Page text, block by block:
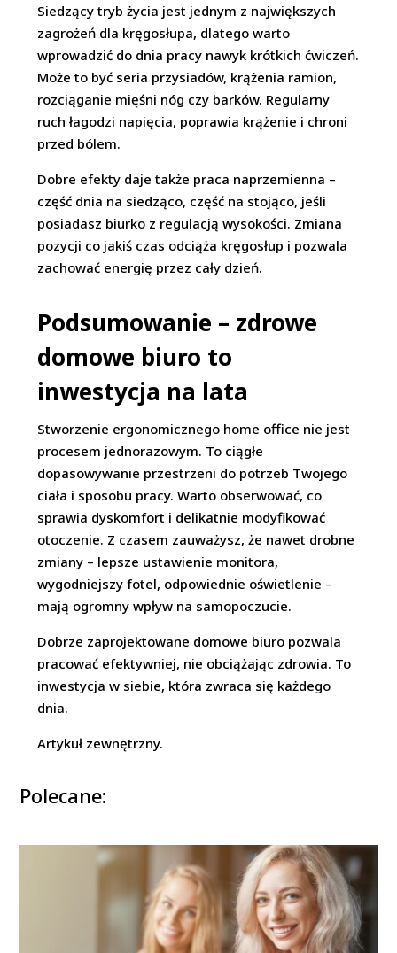
Siedzący tryb życia jest jednym z największych
zagrożeń dla kręgosłupa, dlatego warto
wprowadzić do dnia pracy nawyk krótkich ćwiczeń.
Może to być seria przysiadów, krążenia ramion,
rozciąganie mięśni nóg czy barków. Regularny
ruch łagodzi napięcia, poprawia krążenie i chroni
przed bólem.
Dobre efekty daje także praca naprzemienna –
część dnia na siedząco, część na stojąco, jeśli
posiadasz biurko z regulacją wysokości. Zmiana
pozycji co jakiś czas odciąża kręgosłup i pozwala
zachować energię przez cały dzień.
Podsumowanie – zdrowe
domowe biuro to
inwestycja na lata
Stworzenie ergonomicznego home office nie jest
procesem jednorazowym. To ciągłe
dopasowywanie przestrzeni do potrzeb Twojego
ciała i sposobu pracy. Warto obserwować, co
sprawia dyskomfort i delikatnie modyfikować
otoczenie. Z czasem zauważysz, że nawet drobne
zmiany – lepsze ustawienie monitora,
wygodniejszy fotel, odpowiednie oświetlenie –
mają ogromny wpływ na samopoczucie.
Dobrze zaprojektowane domowe biuro pozwala
pracować efektywniej, nie obciążając zdrowia. To
inwestycja w siebie, która zwraca się każdego
dnia.
Artykuł zewnętrzny.
Polecane: